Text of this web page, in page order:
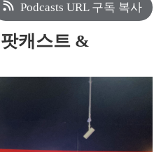
Podcasts URL 구독 복사
캐스트 &